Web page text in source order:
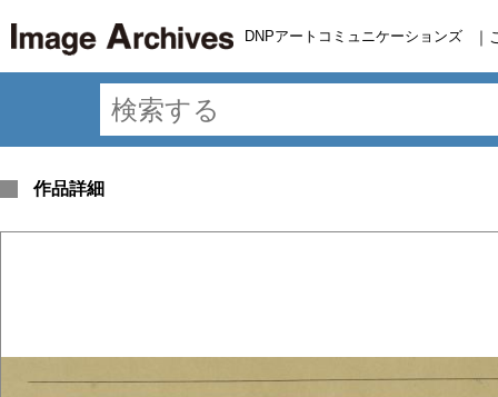
DNPアートコミュニケーションズ ｜
作品詳細